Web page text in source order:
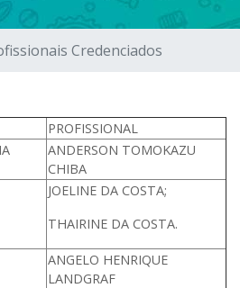
Credenciados
PROFISSIONAL
ANDERSON TOMOKAZU
CHIBA
JOELINE DA COSTA;
THAIRINE DA COSTA.
ANGELO HENRIQUE
LANDGRAF